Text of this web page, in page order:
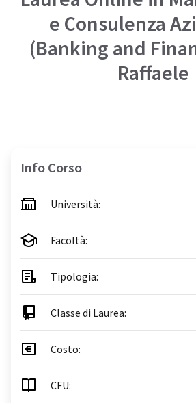
e Consulenza
(Banking and
Raffaele
Info Corso
Università:
Facoltà:
Tipologia:
Classe di Laurea:
Costo:
CFU: